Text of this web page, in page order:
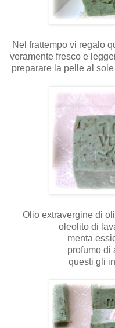
Nel frattempo vi regalo
veramente fresco e
preparare la pelle al
Olio extravergine di
oleolito di
menta
profumo di
questi gli